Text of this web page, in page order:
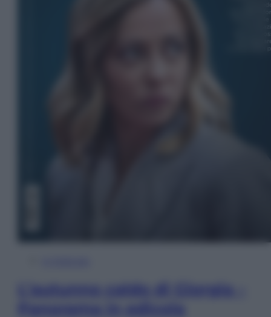
L’autunno caldo di Giorgia –